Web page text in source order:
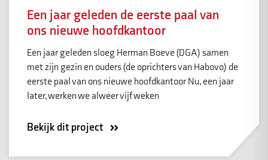
Een jaar geleden de eerste paal van
ons nieuwe hoofdkantoor
Een jaar geleden sloeg Herman Boeve (DGA) samen
met zijn gezin en ouders (de oprichters van Habovo) de
eerste paal van ons nieuwe hoofdkantoor Nu, een jaar
later, werken we alweer vijf weken
Bekijk dit project